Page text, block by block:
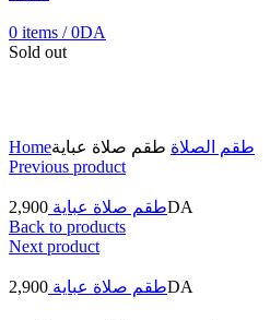
0 items / 0DA
Sold out
Home
طقم الصلاة طقم صلاة عباية
Previous product
طقم صلاة عباية 2,900
DA
Back to products
Next product
طقم صلاة عباية 2,900 DA